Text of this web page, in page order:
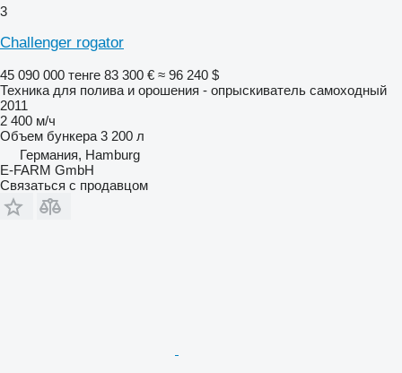
3
Challenger rogator
45 090 000 тенге 83 300 € ≈ 96 240 $
Техника для полива и орошения - опрыскиватель самоходный
2011
2 400 м/ч
Объем бункера 3 200 л
Германия, Hamburg
E-FARM GmbH
Связаться с продавцом